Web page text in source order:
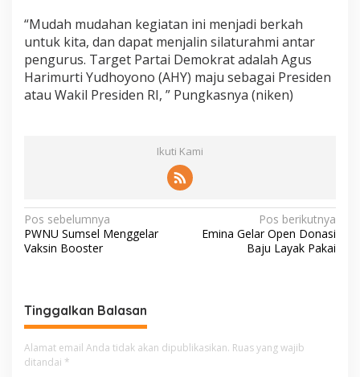
“Mudah mudahan kegiatan ini menjadi berkah
untuk kita, dan dapat menjalin silaturahmi antar
pengurus. Target Partai Demokrat adalah Agus
Harimurti Yudhoyono (AHY) maju sebagai Presiden
atau Wakil Presiden RI, ” Pungkasnya (niken)
Ikuti Kami
N
a
g
a
s
Pos sebelumnya
PWNU Sumsel Menggelar
Vaksin Booster
Pos berikutnya
Emina Gelar Open Donasi
Baju Layak Pakai
Tinggalkan Balasan
Alamat email Anda tidak akan dipublikasikan. Ruas yang wajib
ditandai *